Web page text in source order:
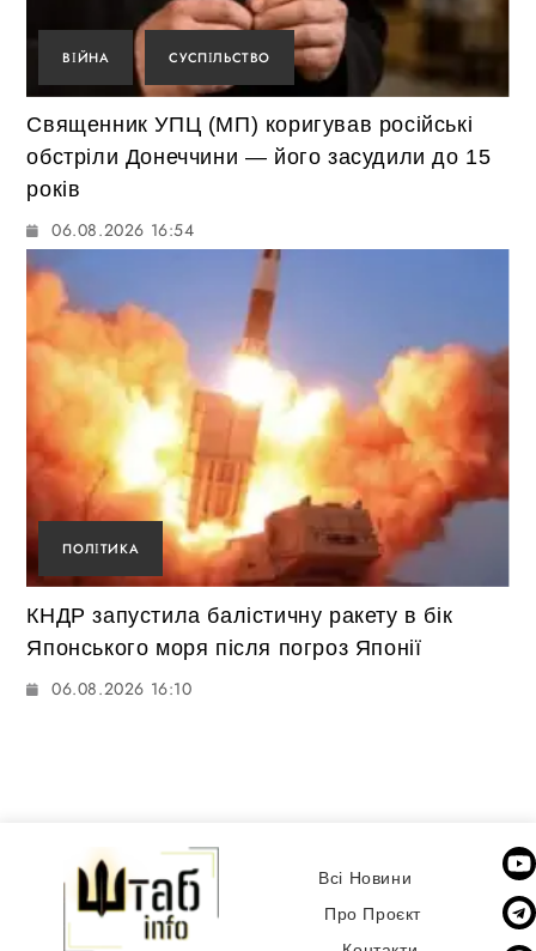
ВІЙНА СУСПІЛЬСТВО
Священник УПЦ (МП) коригував російські
обстріли Донеччини — його засудили до 15
років
06.08.2026 16:54
ПОЛІТИКА
КНДР запустила балістичну ракету в бік
Японського моря після погроз Японії
06.08.2026 16:10
Всі Новини
Про Проєкт